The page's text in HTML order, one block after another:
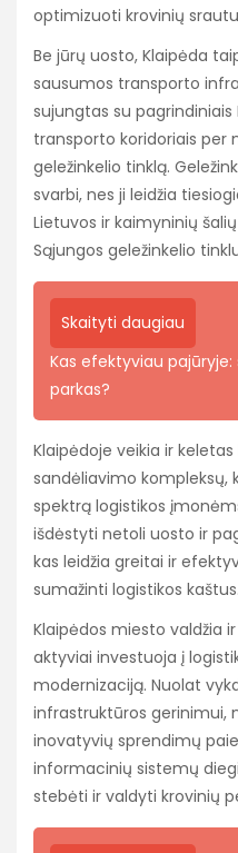
optimizuoti krovinių
Be jūrų uosto, Klaipėda
sausumos transporto
sujungtas su pagrindiniais
transporto koridoriais per
geležinkelio tinklą.
svarbi, nes ji leidžia
Lietuvos ir kaimyninių
Sąjungos geležinkelio
Skaityti daugiau
Kas efektyviau
parkas?
Klaipėdoje veikia ir
sandėliavimo kompleksų,
spektrą logistikos
išdėstyti netoli uosto ir
kas leidžia greitai ir
sumažinti logistikos kaštus.
Klaipėdos miesto valdžia
aktyviai investuoja į
modernizaciją. Nuolat
infrastruktūros gerinimui,
inovatyvių sprendimų
informacinių sistemų
stebėti ir valdyti krovinių